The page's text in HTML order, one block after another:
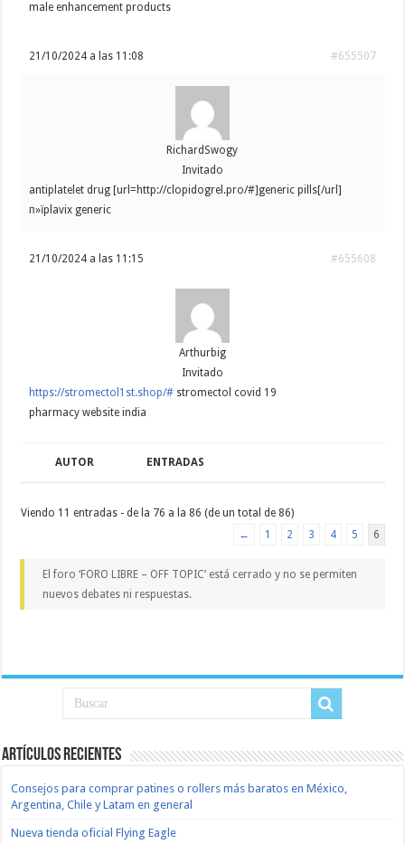
male enhancement products
21/10/2024 a las 11:08 #655507
RichardSwogy
Invitado
antiplatelet drug [url=http://clopidogrel.pro/#]generic pills[/url]
п»їplavix generic
21/10/2024 a las 11:15 #655608
Arthurbig
Invitado
https://stromectol1st.shop/# stromectol covid 19
pharmacy website india
AUTOR ENTRADAS
Viendo 11 entradas - de la 76 a la 86 (de un total de 86)
←
1 2 3 4 5 6
El foro ‘FORO LIBRE – OFF TOPIC’ está cerrado y no se permiten
nuevos debates ni respuestas.
Artículos recientes
Consejos para comprar patines o rollers más baratos en México,
Argentina, Chile y Latam en general
Nueva tienda oficial Flying Eagle